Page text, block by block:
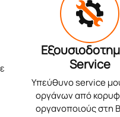
Service
Υπεύθυνο service
οργάνων από
οργανοποιούς στη